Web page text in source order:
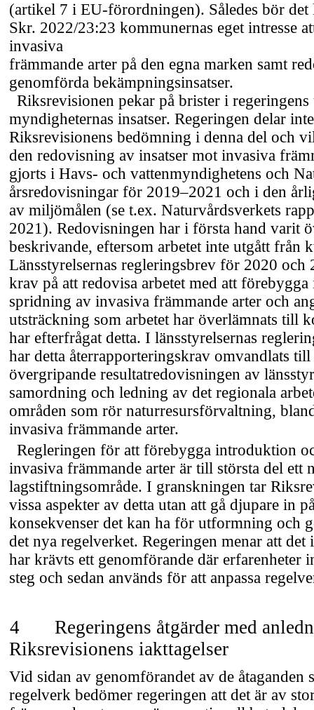
(artikel 7 i EU-förordningen). Således bör
Skr. 2022/23:23 kommunernas eget intresse
invasiva
främmande arter på den egna marken samt
genomförda bekämpningsinsatser.
Riksrevisionen pekar på brister i
myndigheternas insatser. Regeringen delar
Riksrevisionens bedömning i denna del och
den redovisning av insatser mot invasiva
gjorts i Havs- och vattenmyndighetens och
årsredovisningar för 2019–2021 och i den
av miljömålen (se t.ex. Naturvårdsverkets
2021). Redovisningen har i första hand varit
beskrivande, eftersom arbetet inte utgått från
Länsstyrelsernas regleringsbrev för 2020 och
krav på att redovisa arbetet med att
spridning av invasiva främmande arter och
utsträckning som arbetet har överlämnats till
har efterfrågat detta. I länsstyrelsernas
har detta återrapporteringskrav omvandlats
övergripande resultatredovisningen av
samordning och ledning av det regionala
områden som rör naturresursförvaltning,
invasiva främmande arter.
Regleringen för att förebygga introduktion
invasiva främmande arter är till största del ett
lagstiftningsområde. I granskningen tar
vissa aspekter av detta utan att gå djupare in
konsekvenser det kan ha för utformning och
det nya regelverket. Regeringen menar att det
har krävts ett genomförande där erfarenheter
steg och sedan används för att anpassa
4
Regeringens åtgärder med
Riksrevisionens iakttagelser
Vid sidan av genomförandet av de åtaganden
regelverk bedömer regeringen att det är av